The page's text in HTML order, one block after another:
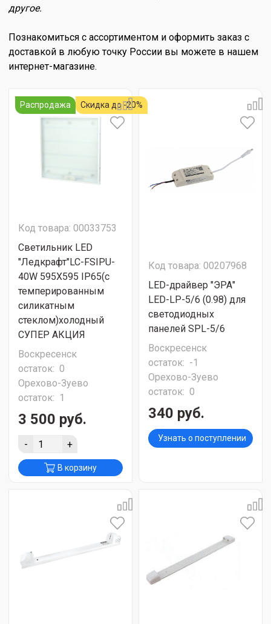
другое.
Познакомиться с ассортиментом и оформить заказ с
доставкой в любую точку России вы можете в нашем
интернет-магазине.
Распродажа Скидка до -20%
Код товара: 00033753
Cветильник LED
"Ледкрафт"LC-FSIPU-
40W 595X595 IP65(с
темперированным
силикатным
стеклом)холодный
СУПЕР АКЦИЯ
Воскресенск
остаток: 0
Орехово-Зуево
остаток: 1
3 500 руб.
- +
В корзину
Код товара: 00207968
LED-драйвер "ЭРА"
LED-LP-5/6 (0.98) для
светодиодных
панелей SPL-5/6
Воскресенск
остаток: -1
Орехово-Зуево
остаток: 0
340 руб.
Узнать о поступлении